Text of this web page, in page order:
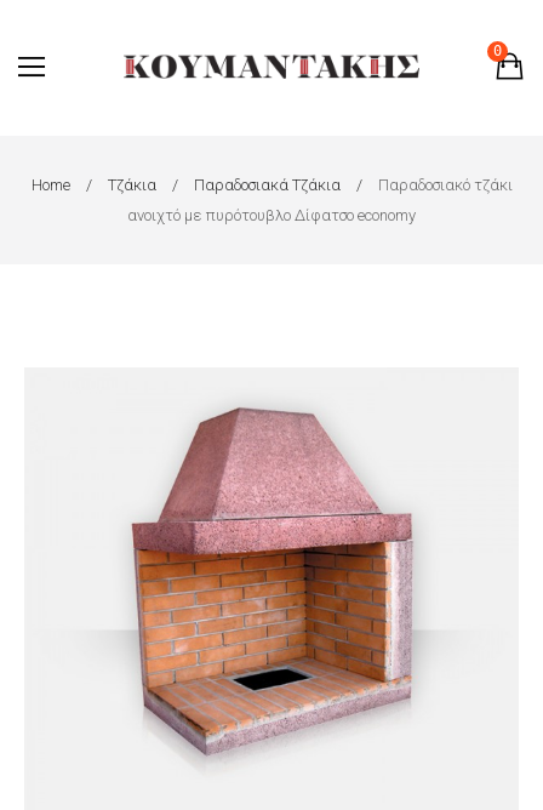
0
Home Τζάκια Παραδοσιακά Τζάκια
Παραδοσιακό τζάκι
ανοιχτό με πυρότουβλο Δίφατσο economy